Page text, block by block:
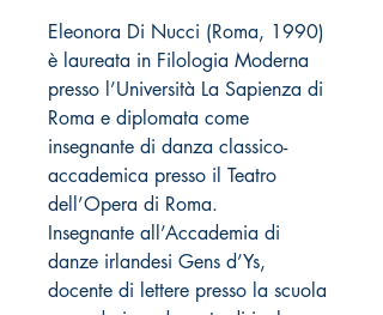
Eleonora Di Nucci (Roma, 1990)
è laureata in Filologia Moderna
presso l’Università La Sapienza di
Roma e diplomata come
insegnante di danza classico-
accademica presso il Teatro
dell’Opera di Roma.
Insegnante all’Accademia di
danze irlandesi Gens d’Ys,
docente di lettere presso la scuola